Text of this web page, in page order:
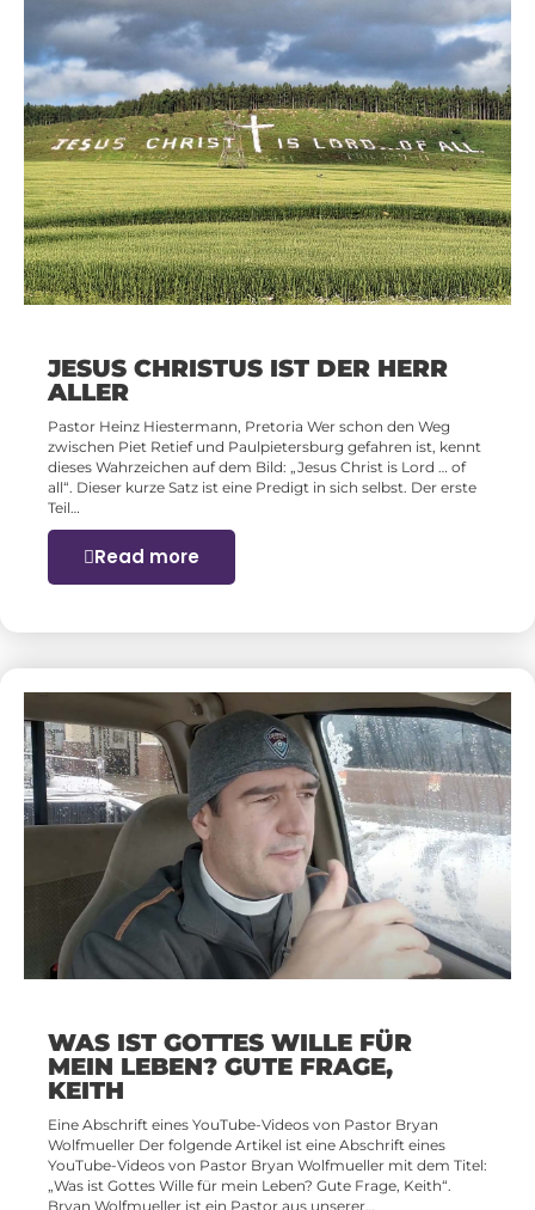
JESUS CHRISTUS IST DER HERR
ALLER
Pastor Heinz Hiestermann, Pretoria Wer schon den Weg
zwischen Piet Retief und Paulpietersburg gefahren ist, kennt
dieses Wahrzeichen auf dem Bild: „Jesus Christ is Lord … of
all“. Dieser kurze Satz ist eine Predigt in sich selbst. Der erste
Teil…
Read more
WAS IST GOTTES WILLE FÜR
MEIN LEBEN? GUTE FRAGE,
KEITH
Eine Abschrift eines YouTube-Videos von Pastor Bryan
Wolfmueller Der folgende Artikel ist eine Abschrift eines
YouTube-Videos von Pastor Bryan Wolfmueller mit dem Titel:
„Was ist Gottes Wille für mein Leben? Gute Frage, Keith“.
Bryan Wolfmueller ist ein Pastor aus unserer…